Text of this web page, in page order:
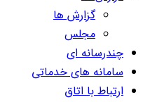
گزارش ها
مجلس
چندرسانه ای
سامانه های خدماتی
ارتباط با اتاق